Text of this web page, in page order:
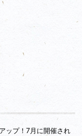
ップ！7月に開催され